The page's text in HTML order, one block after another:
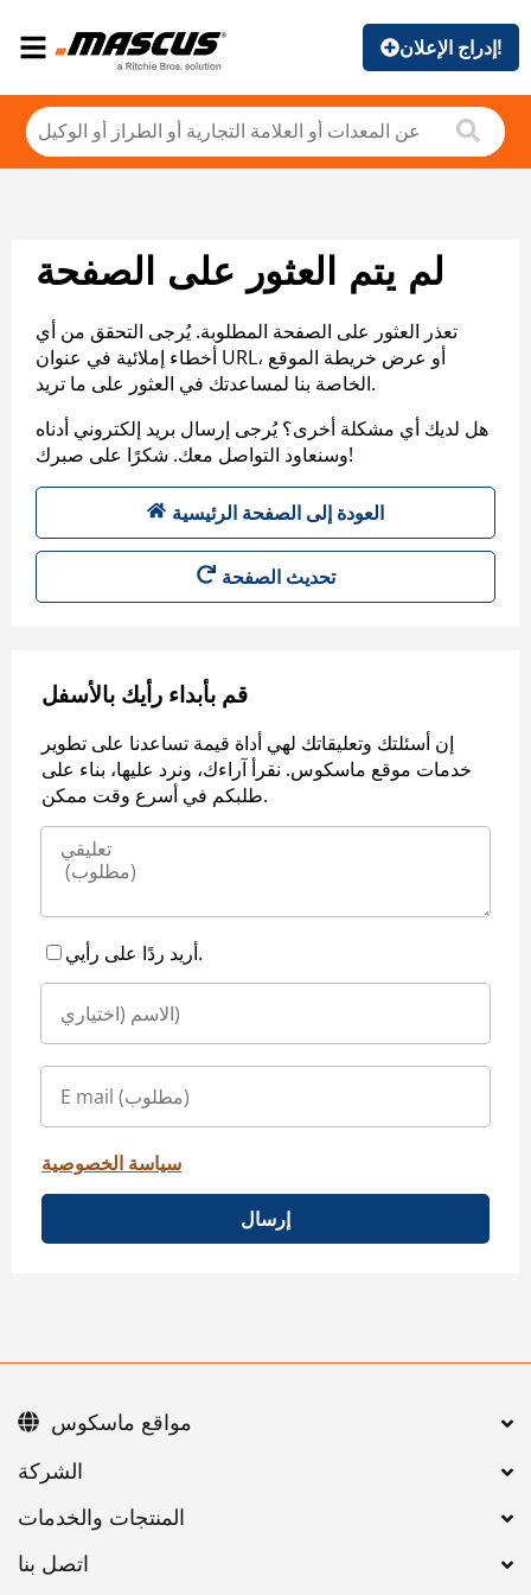
إدراج الإعلان!
لم يتم العثور على الصفحة
تعذر العثور على الصفحة المطلوبة. يُرجى التحقق من أي
أخطاء إملائية في عنوان URL، أو عرض خريطة الموقع
الخاصة بنا لمساعدتك في العثور على ما تريد.
هل لديك أي مشكلة أخرى؟ يُرجى إرسال بريد إلكتروني أدناه
وسنعاود التواصل معك. شكرًا على صبرك!
العودة إلى الصفحة الرئيسية
تحديث الصفحة
قم بأبداء رأيك بالأسفل
إن أسئلتك وتعليقاتك لهي أداة قيمة تساعدنا على تطوير
خدمات موقع ماسكوس. نقرأ آراءك، ونرد عليها، بناء على
طلبكم في أسرع وقت ممكن.
أريد ردًا على رأيي.
سياسة الخصوصية
إرسال
اتصل بنا
مواقع ماسكوس